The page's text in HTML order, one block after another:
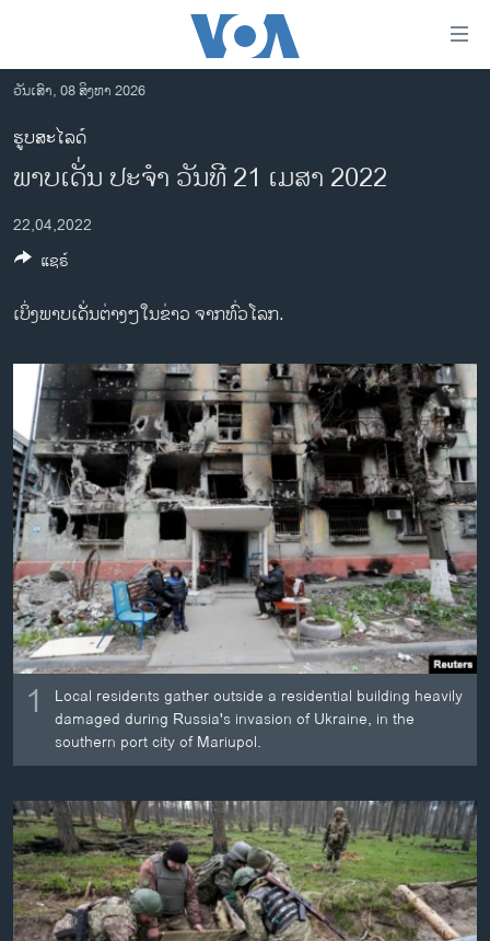
ເຂົ້າ
ຫາ
ຂ້າມ
ຂ້າມ
ໄປ
ຫາ
ຄົ້ນ
ລາວ
ອາເມຣິກາ
ການເລືອກຕັ້ງ ປະທານາທີບໍດີ ສະຫະລັດ 2024
ຂ່າວ​ຈີນ
ໂລກ
ອິດສະຫຼະພາບດ້ານການຂ່າວ
ຊີວິດຊາວລາວ
ຊຸມຊົນຊາວລາວ
ວິທະຍາສາດ-ເທັກໂນໂລຈີ
ທຸລະກິດ
ພາສາອັງກິດ
ວີດີໂອ
ສຽງ
ລາຍການກະຈາຍສຽງ
ລາຍງານ
ຕິດຕາມພວກເຮົາ ທີ່
ພາສາຕ່າງໆ
ວັນເສົາ, 08 ສິງຫາ 2026
ຮູບສະໄລດ໌
ພາບ​ເດັ່ນ ປະ​ຈຳ​ ວັນ​ທີ 21 ເມ​ສາ 2022
22,04,2022
ເບິ່ງພາບເດັ່ນຕ່າງໆໃນຂ່າວ ຈາກທົ່ວໂລກ.
1
Local residents gather outside a residential building heavily
damaged during Russia's invasion of Ukraine, in the
southern port city of Mariupol.
ແຊຣ໌